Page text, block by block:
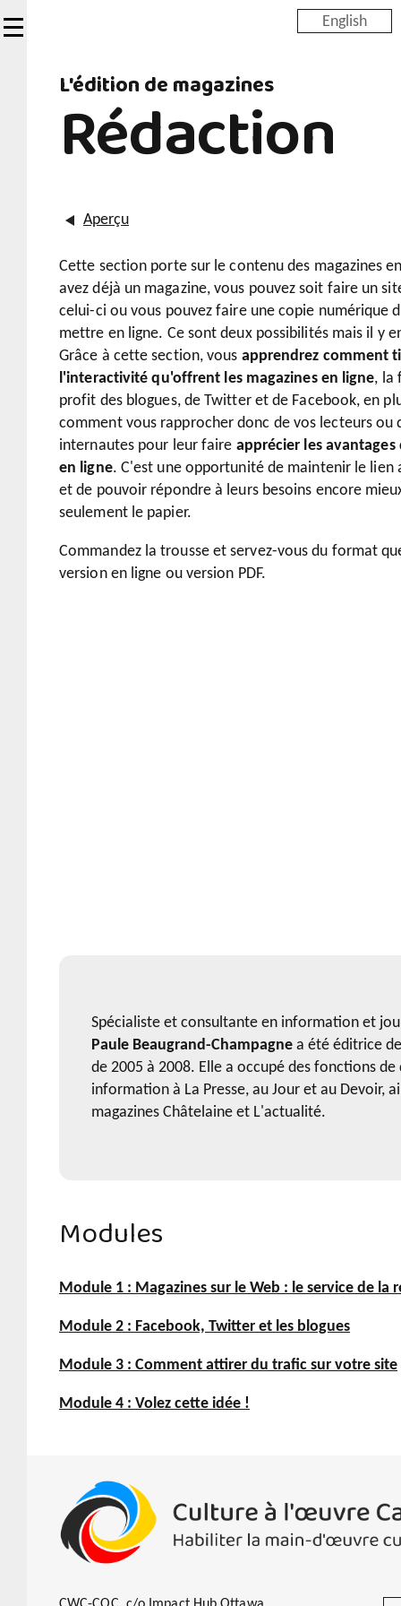
to
English
L'édition de magazines
Rédaction
Aperçu
Cette section porte sur le contenu des magazines
avez déjà un magazine, vous pouvez soit faire un
celui-ci ou vous pouvez faire une copie numérique
mettre en ligne. Ce sont deux possibilités mais il y
Grâce à cette section, vous apprendrez comment
l'interactivité qu'offrent les magazines en ligne, la
profit des blogues, de Twitter et de Facebook, en
comment vous rapprocher donc de vos lecteurs ou
internautes pour leur faire apprécier les avantages
en ligne. C'est une opportunité de maintenir le lien
et de pouvoir répondre à leurs besoins encore
seulement le papier.
Commandez la trousse et servez-vous du format
version en ligne ou version PDF.
Spécialiste et consultante en information et
Paule Beaugrand-Champagne a été éditrice
de 2005 à 2008. Elle a occupé des fonctions
information à La Presse, au Jour et au Devoir,
magazines Châtelaine et L'actualité.
Modules
Présenter votre contenu imprimé sur
Comment procéder
Un mot TRÈS important : référencement